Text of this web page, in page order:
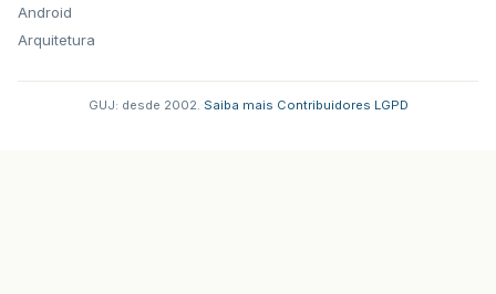
Android
Arquitetura
GUJ: desde 2002. Saiba mais Contribuidores LGPD